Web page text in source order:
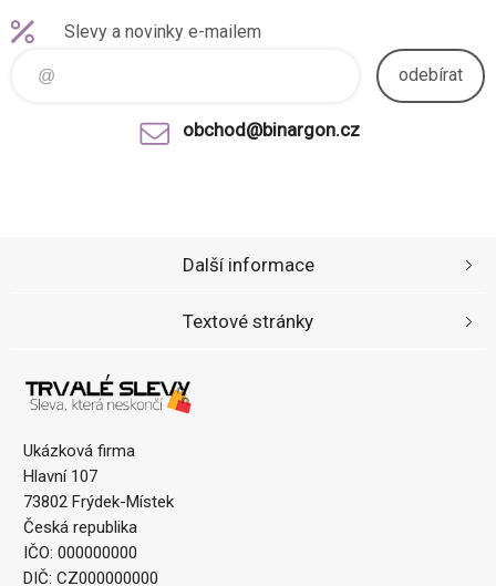
Slevy a novinky e-mailem
odebírat
obchod@binargon.cz
Ukázková firma
Hlavní 107
73802 Frýdek-Místek
Česká republika
IČO: 000000000
DIČ: CZ000000000
Další informace
Textové stránky